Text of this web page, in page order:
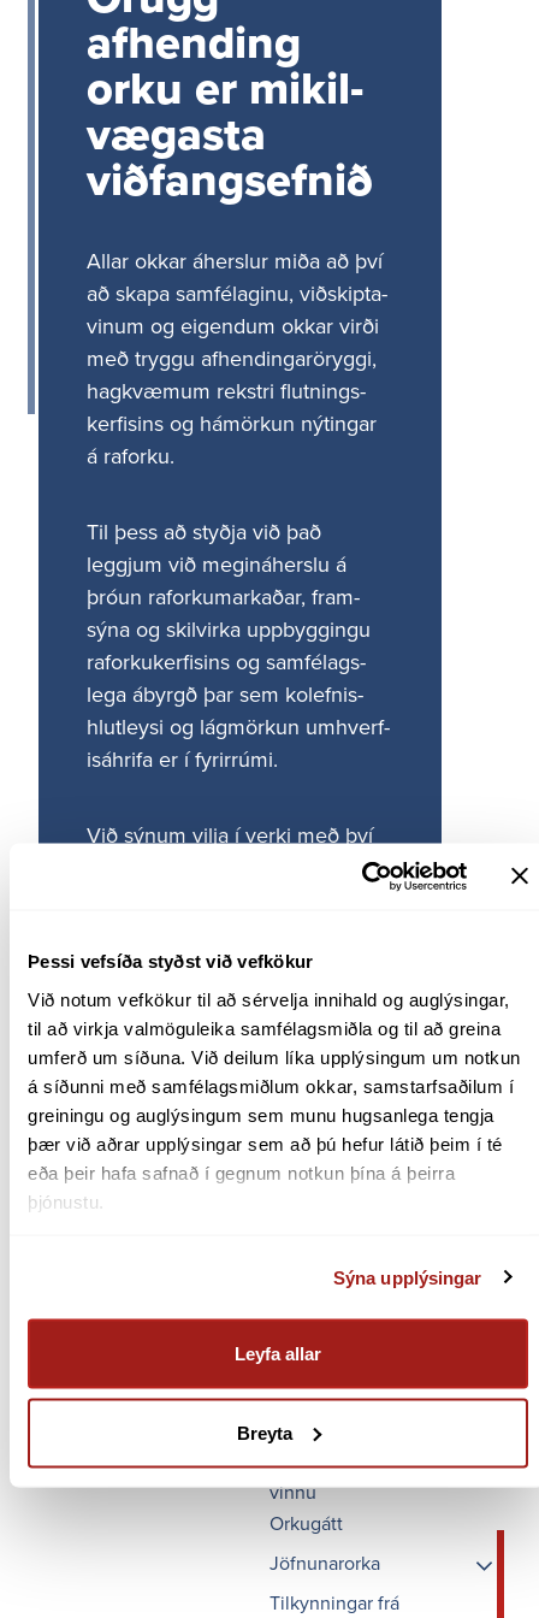
Þessi vefsíða styðst við vefkökur
Við notum vefkökur til að sérvelja innihald og auglýsingar,
til að virkja valmöguleika samfélagsmiðla og til að greina
umferð um síðuna. Við deilum líka upplýsingum um notkun
á síðunni með samfélagsmiðlum okkar, samstarfsaðilum í
greiningu og auglýsingum sem munu hugsanlega tengja
þær við aðrar upplýsingar sem að þú hefur látið þeim í té
eða þeir hafa safnað í gegnum notkun þína á þeirra
þjónustu.
Sýna upplýsingar
Leyfa allar
Breyta
Rafrænir reikningar
Um okkur
Stjórn Landsnets
Stjórnarhættir og eignarhald
Lög og reglugerðir
Erlend samskipti
Siðareglur Landsnets
Stefnan okkar
Mannauður
Eftirsóknarverður vinnustaður
Laus störf
Jafnréttisáætlun Landsnets 2026-2029
Útgáfa og samskipti
Persónuverndarreglur
Fjölmiðlatorg – Upplýsingar, merki og ljósmyndir
Landsnetshlaðvarpið: Hjá okkur er framtíðin ljós
Myndbönd
Hugtakasafn
Hagsmunaráð
Um Hagsmunaráðið
Fundargögn
Tilkynning um meint misferli
afhending
orku er mikil­
væg­asta
viðfangs­efnið
Allar okkar áherslur miða að því
að skapa samfé­lag­inu, viðskipta­
vinum og eigendum okkar virði
með tryggu afhend­ingarör­yggi,
hagkvæmum rekstri flutn­ings­
kerf­isins og hámörkun nýtingar
á raforku.
Til þess að styðja við það
leggjum við megin­á­herslu á
þróun raforku­mark­aðar, fram­
sýna og skil­virka uppbygg­ingu
raforku­kerf­isins og samfé­lags­
lega ábyrgð þar sem kolefn­is­
hlut­leysi og lágmörkun umhverf­
isáhrifa er í fyrir­rúmi.
Við sýnum vilja í verki með því
FLÝTI­LEIÐIR
Jafnvægi vinnslu og
notkunar
Flutningstakmarkanir
Alvarleikastig truflana
Aflflutningur
Áætlanir um rof og
vinnu
Orkugátt
Jöfnunarorka
Mælikvarðar
Tilkynningar frá